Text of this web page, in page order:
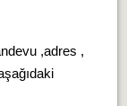
,adres ,